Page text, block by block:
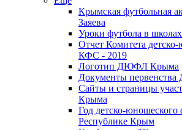
Крымская футбольная
Заяева
Уроки футбола в школах
Отчет Комитета
КФС - 2019
Логотип ДЮФЛ Крыма
Документы
Сайты и страницы
Крыма
Год детско-юношеского
Республике Крым